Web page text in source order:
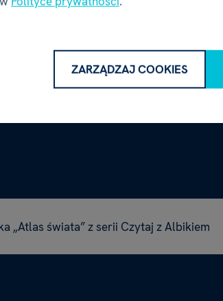
„Atlas świata” z serii Czytaj z Albikiem
ZARZĄDZAJ COOKIES